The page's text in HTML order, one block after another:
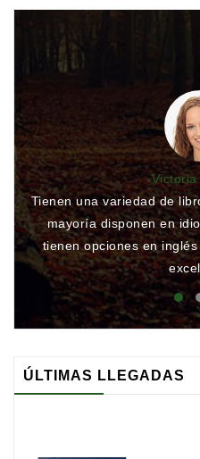
Tienen una variedad de
mayoría disponen en
tienen opciones en
ÚLTIMAS LLEGADAS